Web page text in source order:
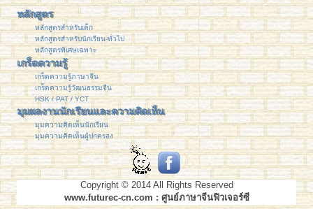
หลักสูตร
หลักสูตรสำหรับเด็ก
หลักสูตรสำหรับนักเรียน-ทั่วไป
หลักสูตรพิเศษเฉพาะ
เกร็ดความรู้
เกร็ดความรู้ภาษาจีน
เกร็ดความรู้วัฒนธรรมจีน
HSK / PAT / YCT
มุมผลงานนักเรียนและความคิดเห็น
มุมความคิดเห็นนักเรียน
มุมความคิดเห็นผู้ปกครอง
Copyright © 2014 All Rights Reserved
www.futurec-cn.com : ศูนย์ภาษาจีนฟิวเจอร์ซี